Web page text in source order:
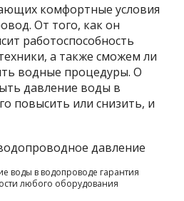
комфортные условия
От того, как он
работоспособность
а также сможем ли
водные процедуры. О
давление воды в
повысить или снизить, и
воды в водопроводе гарантия
любого оборудования